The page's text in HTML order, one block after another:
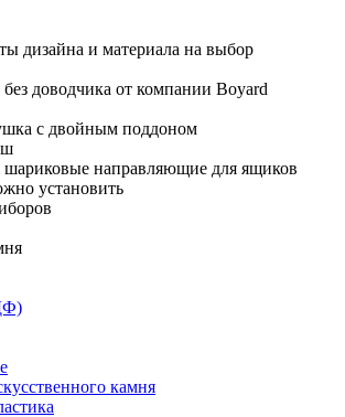
дизайна и материала на выбор
доводчика от компании Boyard
с двойным поддоном
направляющие для ящиков
установить
камня